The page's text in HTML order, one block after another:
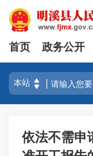
首页 政务公开
依法不需申